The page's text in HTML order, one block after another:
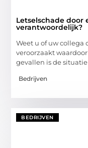
Letselschade door
verantwoordelijk?
Weet u of uw collega
veroorzaakt
gevallen is de
Bedrijven
BEDRIJVEN